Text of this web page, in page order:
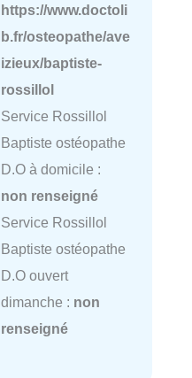
https://www.doctoli
b.fr/osteopathe/ave
izieux/baptiste-
rossillol
Service Rossillol
Baptiste ostéopathe
D.O à domicile :
non renseigné
Service Rossillol
Baptiste ostéopathe
D.O ouvert
dimanche : non
renseigné